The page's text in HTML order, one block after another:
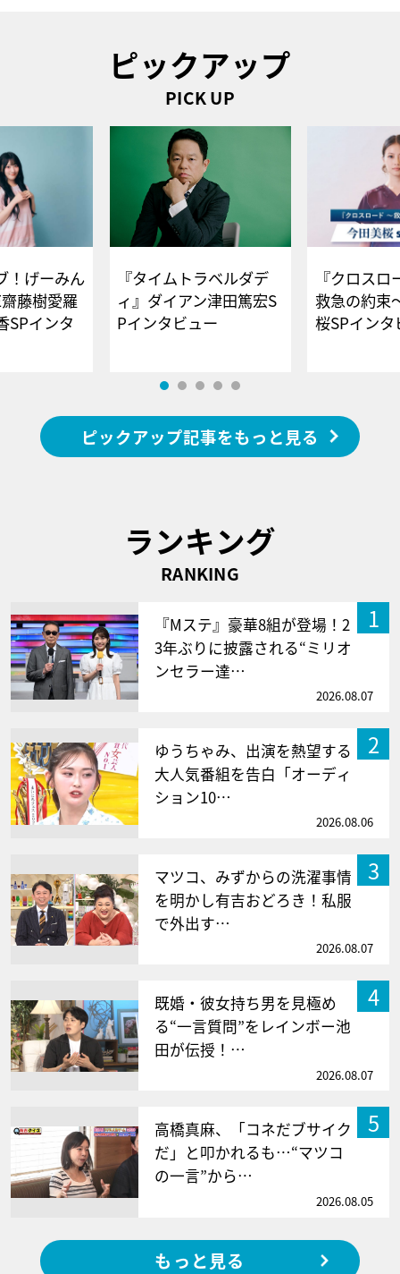
ピックアップ
PICK UP
！げーみん
藤樹愛羅
SPインタ
『タイムトラベルダデ
ィ』ダイアン津田篤宏S
Pインタビュー
『クロス
救急の約束
桜SPイ
ピックアップ記事をもっと見る
ランキング
RANKING
1
『Mステ』豪華8組が登場！2
3年ぶりに披露される“ミリオ
ンセラー達…
2026.08.07
2
ゆうちゃみ、出演を熱望する
大人気番組を告白「オーディ
ション10…
2026.08.06
3
マツコ、みずからの洗濯事情
を明かし有吉おどろき！私服
で外出す…
2026.08.07
4
既婚・彼女持ち男を見極め
る“一言質問”をレインボー池
田が伝授！…
2026.08.07
5
高橋真麻、「コネだブサイク
だ」と叩かれるも…“マツコ
の一言”から…
2026.08.05
もっと見る